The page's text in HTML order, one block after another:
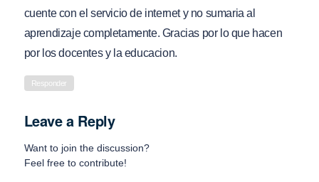
cuente con el servicio de internet y no sumaria al
aprendizaje completamente. Gracias por lo que hacen
por los docentes y la educacion.
Responder
Leave a Reply
Want to join the discussion?
Feel free to contribute!